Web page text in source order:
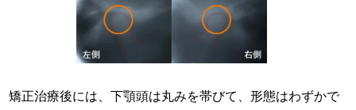
矯正治療後には、下顎頭は丸みを帯びて、形態はわずかで